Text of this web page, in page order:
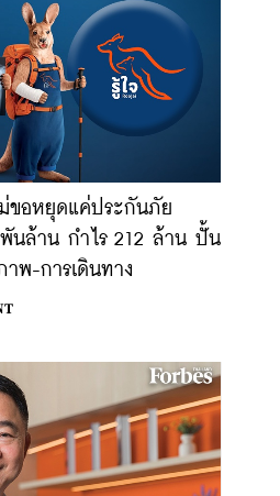
ขอหยุดแค่ประกันภัย
นล้าน กำไร 212 ล้าน ปั้น
พ-การเดินทาง